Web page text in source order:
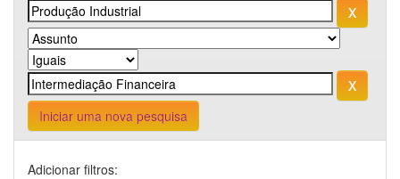
Iniciar uma nova pesquisa
Adicionar filtros: